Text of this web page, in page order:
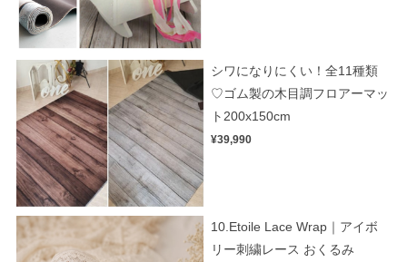
シワになりにくい！全11種類
♡ゴム製の木目調フロアーマッ
ト200x150cm
¥39,990
10.Etoile Lace Wrap｜アイボ
リー刺繍レース おくるみ